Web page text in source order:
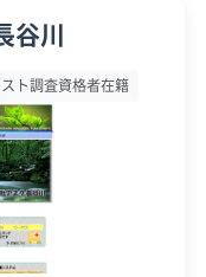
助金
度末で終了予
体補助は受付を
活用するには早
谷川
ト調査資格者在籍